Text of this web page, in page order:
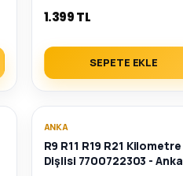
1.399 TL
SEPETE EKLE
ANKA
R9 R11 R19 R21 Kilometre
Dişlisi 7700722303 - Anka